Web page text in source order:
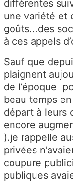
différentes
une variété et
goûts...des
à ces appels
Sauf que
plaignent
de l’époque
beau temps
départ à leurs
encore
).je rappelle
privées
coupure
publiques